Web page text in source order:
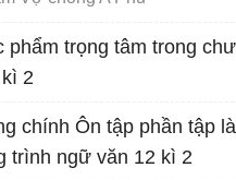
phẩm trọng tâm trong
2
chính Ôn tập phần tập
trình ngữ văn 12 kì 2